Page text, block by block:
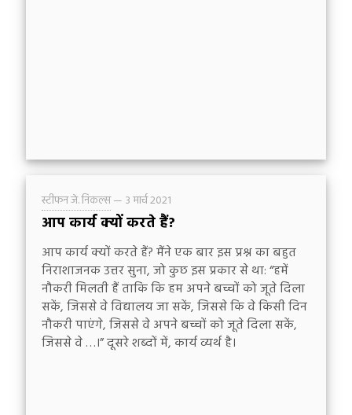
स्टीफन जे. निकल्स— 3 मार्च 2021
आप कार्य क्यों करते हैं?
आप कार्य क्यों करते हैं? मैंने एक बार इस प्रश्न का बहुत
निराशाजनक उत्तर सुना, जो कुछ इस प्रकार से था: “हमें
नौकरी मिलती हैं ताकि कि हम अपने बच्चों को जूते दिला
सकें, जिससे वे विद्यालय जा सकें, जिससे कि वे किसी दिन
नौकरी पाएंगे, जिससे वे अपने बच्चों को जूते दिला सकें,
जिससे वे …।” दूसरे शब्दों में, कार्य व्यर्थ है।